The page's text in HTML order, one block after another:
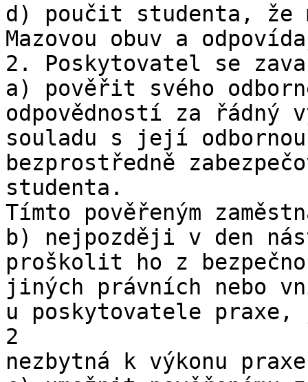
d) poučit studenta,
Mazovou obuv a
2. Poskytovatel se
a) pověřit svého
odpovědností za řádný
souladu s její
bezprostředně
studenta.
Tímto pověřeným
b) nejpozději v den
proškolit ho z
jiných právních nebo
u poskytovatele
2
nezbytná k výkonu